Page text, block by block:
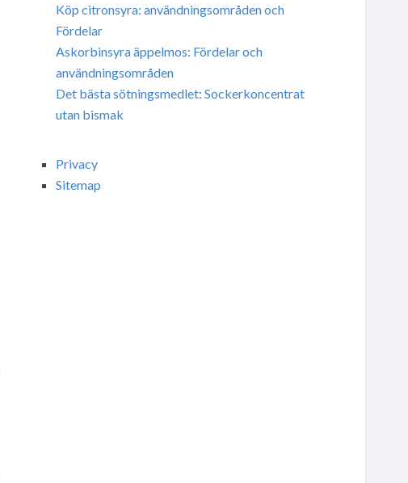
Köp citronsyra: användningsområden och
Fördelar
Askorbinsyra äppelmos: Fördelar och
användningsområden
Det bästa sötningsmedlet: Sockerkoncentrat
utan bismak
Privacy
Sitemap